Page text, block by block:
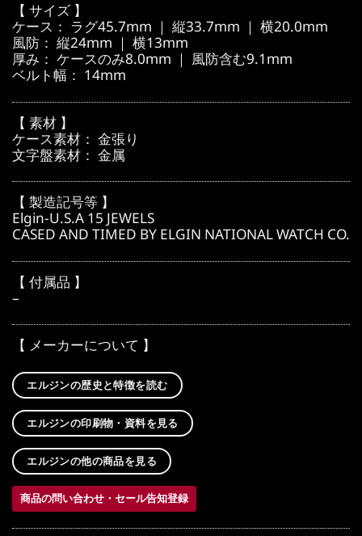
【 サイズ 】
ケース： ラグ45.7mm ｜ 縦33.7mm ｜ 横20.0mm
風防： 縦24mm ｜ 横13mm
厚み： ケースのみ8.0mm ｜ 風防含む9.1mm
ベルト幅： 14mm
【 素材 】
ケース素材： 金張り
文字盤素材： 金属
【 製造記号等 】
Elgin-U.S.A 15 JEWELS
CASED AND TIMED BY ELGIN NATIONAL WATCH CO.
【 付属品 】
–
【 メーカーについて 】
エルジンの歴史と特徴を読む
エルジンの印刷物・資料を見る
エルジンの他の商品を見る
商品の問い合わせ・セール告知登録